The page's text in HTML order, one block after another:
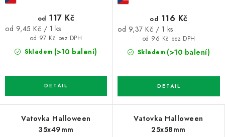
Skladem (>10 balení)
od 97 Kč bez DPH
od 117 Kč
Měrná
od 9,45 Kč / 1 ks
Skladem (>10 balení)
od 96 Kč bez DPH
od 116 Kč
Měrná
od 9,37 Kč / 1 ks
Vatovka Halloween
35x49mm
Vatovka Halloween
25x58mm